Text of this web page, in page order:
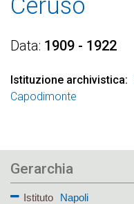
Ceruso
Data 1909 - 1922
Istituzione archivistica
Capodimonte
Gerarchia
Istituto
Napoli